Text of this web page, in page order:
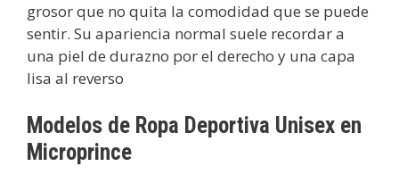
grosor que no quita la comodidad que se puede
sentir. Su apariencia normal suele recordar a
una piel de durazno por el derecho y una capa
lisa al reverso
Modelos de Ropa Deportiva Unisex en
Microprince